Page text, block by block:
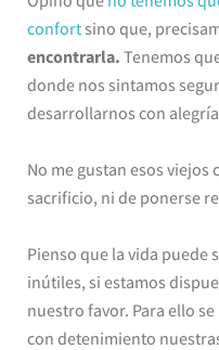
confort sino que,
encontrarla. Tenemos
donde nos sintamos
desarrollarnos con
No me gustan esos
sacrificio, ni de ponerse
Pienso que la vida puede
inútiles, si estamos
nuestro favor. Para ello
con detenimiento